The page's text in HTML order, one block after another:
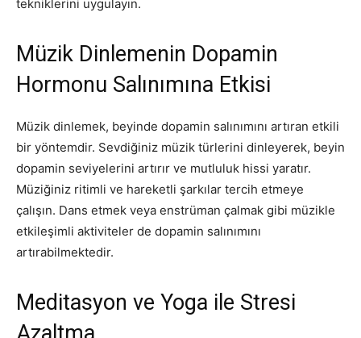
tekniklerini uygulayın.
Müzik Dinlemenin Dopamin
Hormonu Salınımına Etkisi
Müzik dinlemek, beyinde dopamin salınımını artıran etkili
bir yöntemdir. Sevdiğiniz müzik türlerini dinleyerek, beyin
dopamin seviyelerini artırır ve mutluluk hissi yaratır.
Müziğiniz ritimli ve hareketli şarkılar tercih etmeye
çalışın. Dans etmek veya enstrüman çalmak gibi müzikle
etkileşimli aktiviteler de dopamin salınımını
artırabilmektedir.
Meditasyon ve Yoga ile Stresi